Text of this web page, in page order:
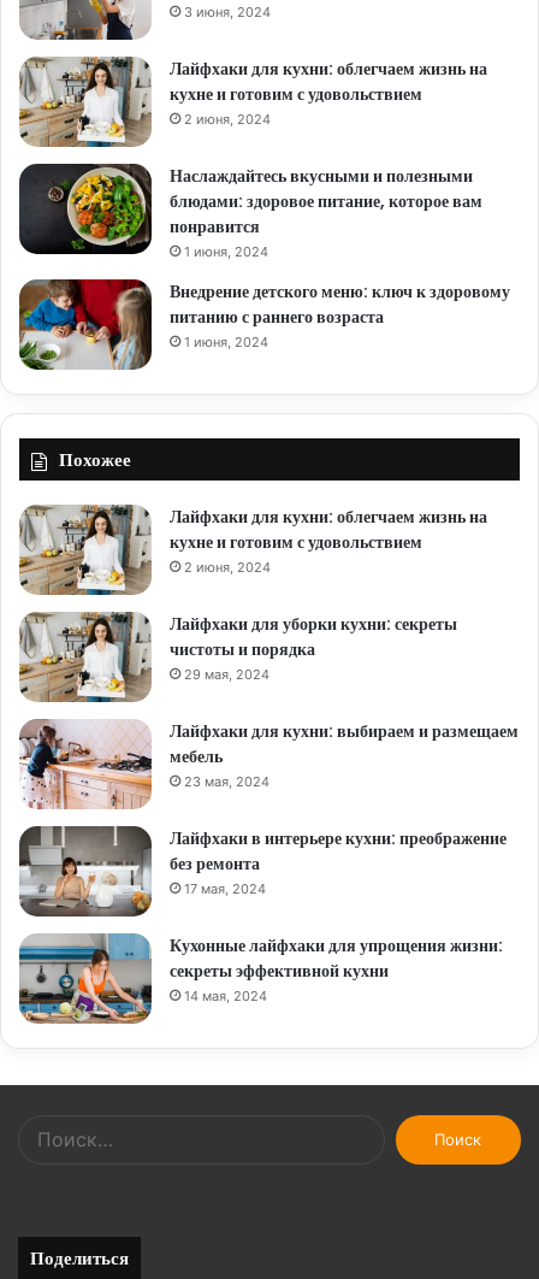
3 июня, 2024
Лайфхаки для кухни: облегчаем жизнь на
кухне и готовим с удовольствием
2 июня, 2024
Наслаждайтесь вкусными и полезными
блюдами: здоровое питание, которое вам
понравится
1 июня, 2024
Внедрение детского меню: ключ к здоровому
питанию с раннего возраста
1 июня, 2024
Похожее
Лайфхаки для кухни: облегчаем жизнь на
кухне и готовим с удовольствием
2 июня, 2024
Лайфхаки для уборки кухни: секреты
чистоты и порядка
29 мая, 2024
Лайфхаки для кухни: выбираем и размещаем
мебель
23 мая, 2024
Лайфхаки в интерьере кухни: преображение
без ремонта
17 мая, 2024
Кухонные лайфхаки для упрощения жизни:
секреты эффективной кухни
14 мая, 2024
Найти:
Поделиться